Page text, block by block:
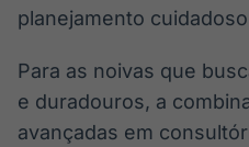
planejamento
Para as noivas que
e duradouros, a
avançadas em